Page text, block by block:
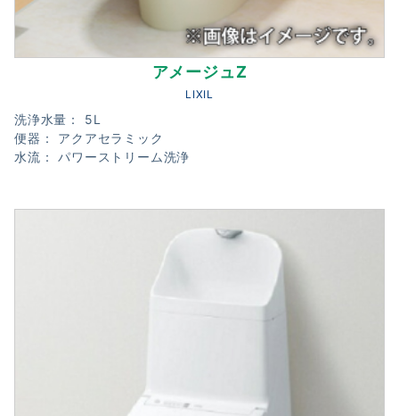
アメージュZ
LIXIL
洗浄水量： 5L
便器： アクアセラミック
水流： パワーストリーム洗浄